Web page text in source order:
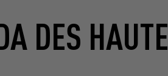
DES